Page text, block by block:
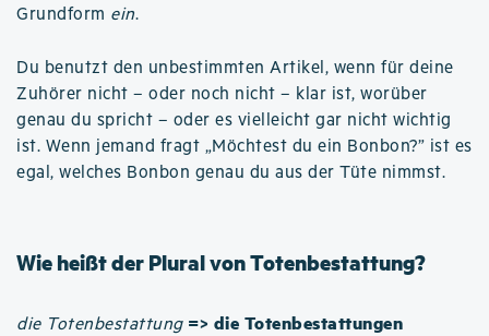
Grundform ein.
Du benutzt den unbestimmten Artikel, wenn für deine
Zuhörer nicht – oder noch nicht – klar ist, worüber
genau du spricht – oder es vielleicht gar nicht wichtig
ist. Wenn jemand fragt „Möchtest du ein Bonbon?” ist es
egal, welches Bonbon genau du aus der Tüte nimmst.
Wie heißt der Plural von Totenbestattung?
die Totenbestattung => die Totenbestattungen